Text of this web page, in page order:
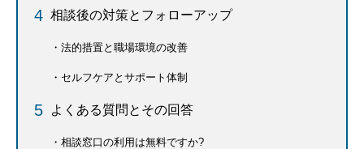
相談後の対策とフォローアップ
法的措置と職場環境の改善
セルフケアとサポート体制
よくある質問とその回答
相談窓口の利用は無料ですか?